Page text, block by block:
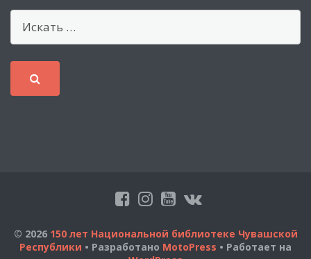
© 2026 150 лет Национальной библиотеке Чувашской
Республики • Разработано MotoPress • Работает на